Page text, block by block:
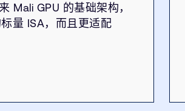
Mali GPU 的基础架构，
量 ISA，而且更适配